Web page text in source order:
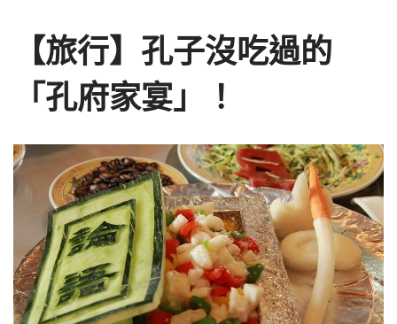
【旅行】孔子沒吃過的
「孔府家宴」！